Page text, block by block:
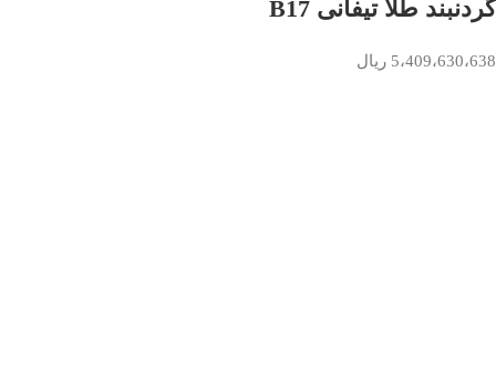
گردنبند طلا تیفانی B17
5،409،630،638 ریال